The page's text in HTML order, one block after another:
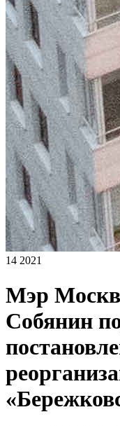
14 2021
Мэр
Собянин